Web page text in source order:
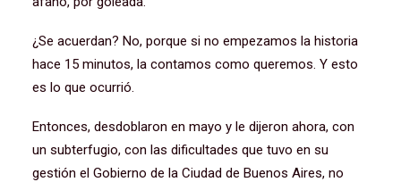
¿Se acuerdan? No, porque si no empezamos la historia
hace 15 minutos, la contamos como queremos. Y esto
es lo que ocurrió.
Entonces, desdoblaron en mayo y le dijeron ahora, con
un subterfugio, con las dificultades que tuvo en su
gestión el Gobierno de la Ciudad de Buenos Aires, no